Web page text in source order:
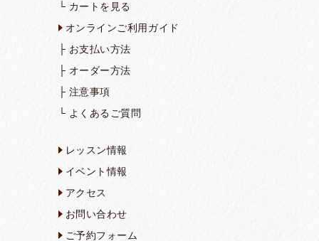
└ カートを見る
オンラインご利用ガイド
├ お支払い方法
├ オーダー方法
├ 注意事項
└ よくあるご質問
レッスン情報
イベント情報
アクセス
お問い合わせ
ご予約フォーム